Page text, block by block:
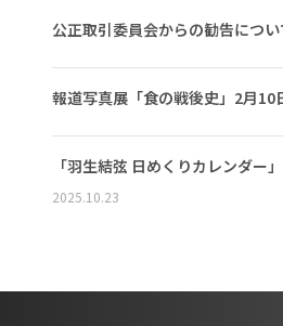
公正取引委員会からの勧告につい
報道写真展「食の戦後史」2月10
「羽生結弦 日めくりカレンダー
2025.10.23